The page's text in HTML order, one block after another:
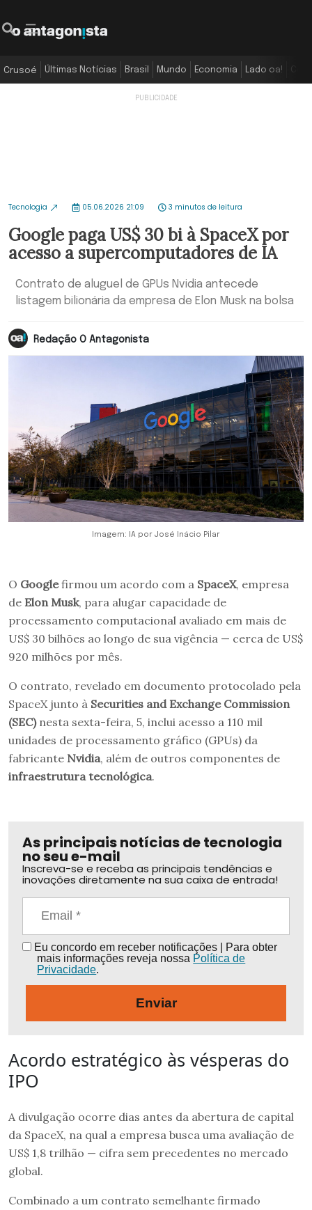
Crusoé Últimas Notícias Brasil Mundo Economia Lado oa!
Tecnologia 05.06.2026 21:09 3 minutos de leitura
Google paga US$ 30 bi à SpaceX por
acesso a supercomputadores de IA
Contrato de aluguel de GPUs Nvidia antecede
listagem bilionária da empresa de Elon Musk na bolsa
Redação O Antagonista
Imagem: IA por José Inácio Pilar
O Googlefirmou um acordo com a SpaceX, empresa
de Elon Musk, para alugar capacidade de
processamento computacional avaliado em mais de
US$ 30 bilhões ao longo de sua vigência — cerca de US$
920 milhões por mês.
O contrato, revelado em documento protocolado pela
SpaceX junto à Securities and Exchange Commission
(SEC)nesta sexta-feira, 5, inclui acesso a 110 mil
unidades de processamento gráfico (GPUs) da
fabricante Nvidia, além de outros componentes de
infraestrutura tecnológica.
As principais notícias de tecnologia
no seu e-mail
Inscreva-se e receba as principais tendências e
inovações diretamente na sua caixa de entrada!
Eu concordo em receber notificações | Para obter
mais informações reveja nossa Política de
Privacidade.
Enviar
Acordo estratégico às vésperas do
IPO
A divulgação ocorre dias antes da abertura de capital
da SpaceX, na qual a empresa busca uma avaliação de
US$ 1,8 trilhão — cifra sem precedentes no mercado
global.
Combinado a um contrato semelhante firmado